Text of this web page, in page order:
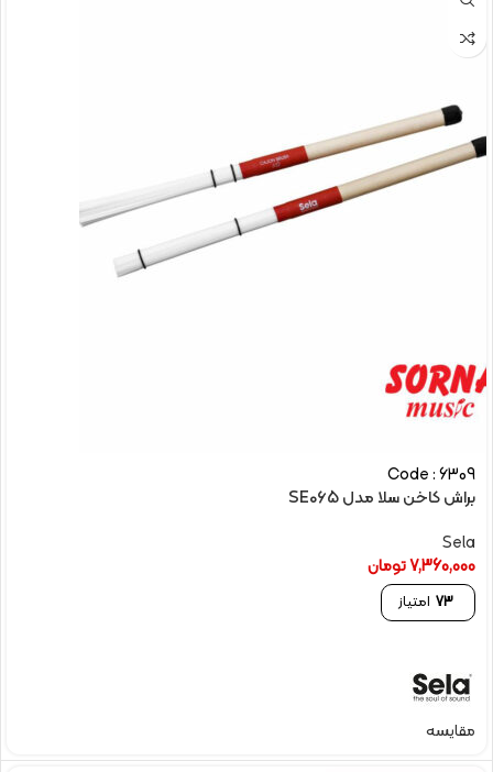
Code : 6309
براش کاخن سلا مدل SE065
Sela
7,360,000تومان
73 امتیاز
مقایسه